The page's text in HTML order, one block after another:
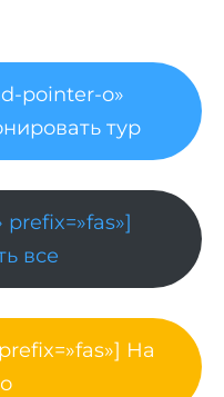
pointer-o»
тур
все
На